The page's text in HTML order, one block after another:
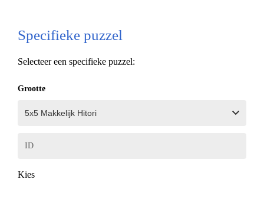
Specifieke puzzel
Selecteer een specifieke puzzel:
Grootte
ID
Kies